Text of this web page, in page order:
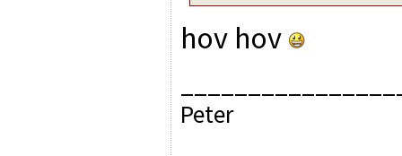
hov hov
Peter